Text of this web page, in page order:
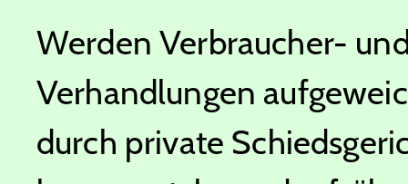
Werden Verbraucher-
Verhandlungen
durch private